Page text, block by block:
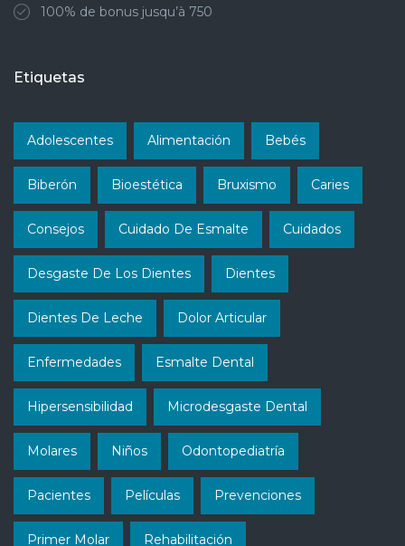
100% de bonus jusqu’à 750
Etiquetas
Adolescentes Alimentación Bebés
Biberón Bioestética Bruxismo Caries
Consejos Cuidado De Esmalte Cuidados
Desgaste De Los Dientes Dientes
Dientes De Leche Dolor Articular
Enfermedades Esmalte Dental
Hipersensibilidad Microdesgaste Dental
Molares Niños Odontopediatría
Pacientes Películas Prevenciones
Primer Molar Rehabilitación